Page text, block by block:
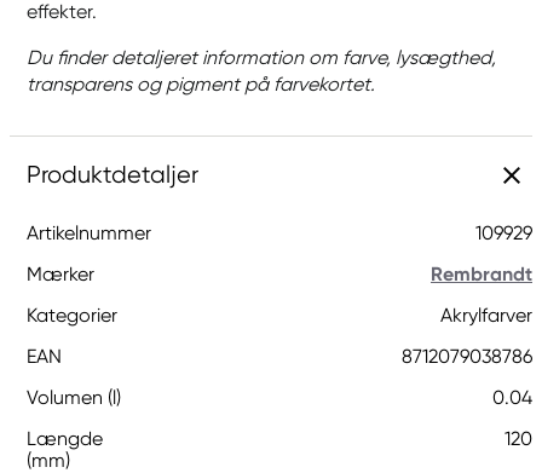
effekter.
Du finder detaljeret information om farve, lysægthed,
transparens og pigment på farvekortet.
Produktdetaljer
Artikelnummer
109929
Mærker
Rembrandt
Kategorier
Akrylfarver
EAN
8712079038786
Volumen (l)
0.04
Længde
(mm)
120